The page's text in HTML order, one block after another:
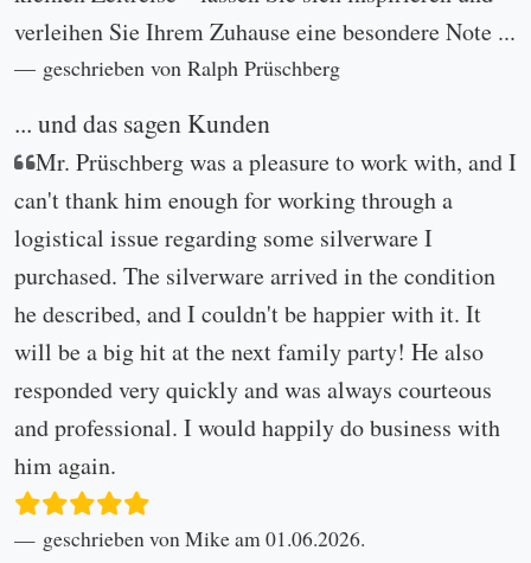
verleihen Sie Ihrem Zuhause eine besondere Note ...
geschrieben von Ralph Prüschberg
... und das sagen Kunden
Mr. Prüschberg was a pleasure to work with, and I
can't thank him enough for working through a
logistical issue regarding some silverware I
purchased. The silverware arrived in the condition
he described, and I couldn't be happier with it. It
will be a big hit at the next family party! He also
responded very quickly and was always courteous
and professional. I would happily do business with
him again.
geschrieben von Mike am 01.06.2026.